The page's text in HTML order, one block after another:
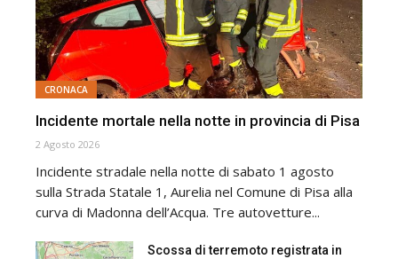
CRONACA
Incidente mortale nella notte in provincia di Pisa
2 Agosto 2026
Incidente stradale nella notte di sabato 1 agosto
sulla Strada Statale 1, Aurelia nel Comune di Pisa alla
curva di Madonna dell’Acqua. Tre autovetture...
Scossa di terremoto registrata in